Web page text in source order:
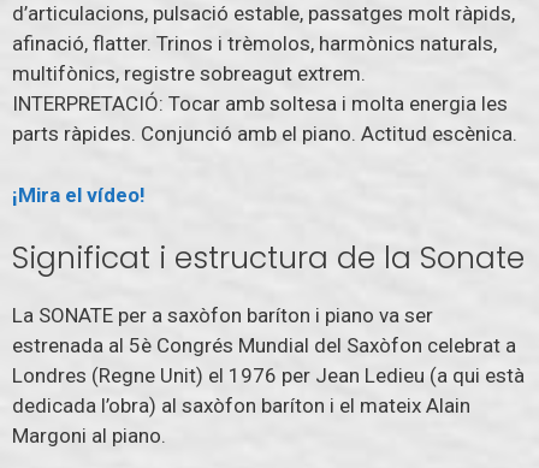
d’articulacions, pulsació estable, passatges molt ràpids,
afinació, flatter. Trinos i trèmolos, harmònics naturals,
multifònics, registre sobreagut extrem.
INTERPRETACIÓ: Tocar amb soltesa i molta energia les
parts ràpides. Conjunció amb el piano. Actitud escènica.
¡Mira el vídeo!
Significat i estructura de la Sonate
La SONATE per a saxòfon baríton i piano va ser
estrenada al 5è Congrés Mundial del Saxòfon celebrat a
Londres (Regne Unit) el 1976 per Jean Ledieu (a qui està
dedicada l’obra) al saxòfon baríton i el mateix Alain
Margoni al piano.